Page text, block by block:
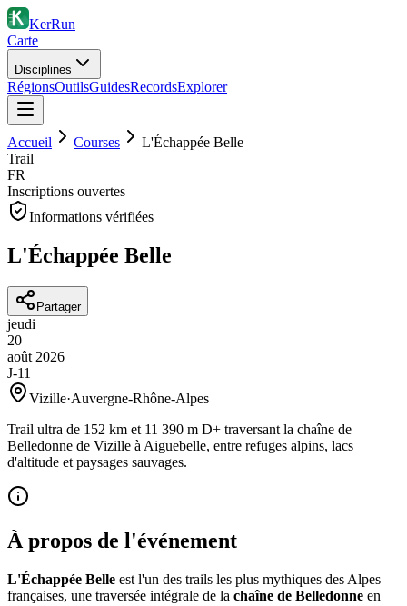
KerRun
Carte
Disciplines
RégionsOutilsGuidesRecordsExplorer
Accueil Courses
L'Échappée Belle
Trail
FR
Inscriptions ouvertes
Informations vérifiées
L'Échappée Belle
Partager
jeudi
20
août 2026
J-11
Vizille·Auvergne-Rhône-Alpes
Trail ultra de 152 km et 11 390 m D+ traversant la chaîne de
Belledonne de Vizille à Aiguebelle, entre refuges alpins, lacs
d'altitude et paysages sauvages.
À propos de l'événement
L'Échappée Belle est l'un des trails les plus mythiques des Alpes
françaises, une traversée intégrale de la chaîne de Belledonne en